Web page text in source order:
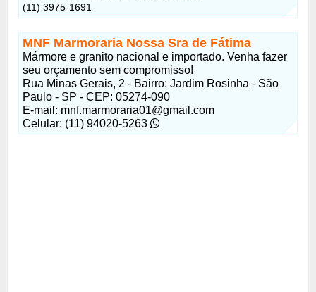
(11) 3975-1691
MNF Marmoraria Nossa Sra de Fátima
Mármore e granito nacional e importado. Venha fazer
seu orçamento sem compromisso!
Rua Minas Gerais, 2 - Bairro: Jardim Rosinha - São
Paulo - SP - CEP: 05274-090
E-mail: mnf.marmoraria01@gmail.com
Celular: (11) 94020-5263